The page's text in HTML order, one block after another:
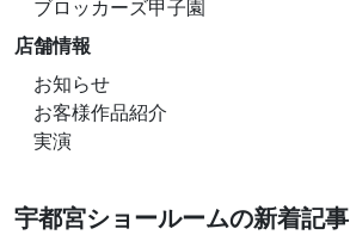
ブロッカーズ甲子園
店舗情報
お知らせ
お客様作品紹介
実演
宇都宮ショールームの新着記事